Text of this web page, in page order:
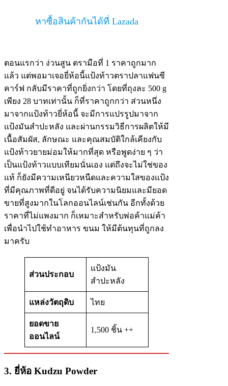
หาซื้อสินค้ากันได้ที่ Lazada
ตอนแรกว่า ง่วนสูน ตรามือที่ 1 ราคาถูกมาก
แล้ว แต่พอมาเจอยี่ห้อนี้แป้งท้าวตราปลาแฟนซี
คาร์ฟ กลับมีราคาที่ถูกยิ่งกว่า โดยที่ถุงละ 500 g
เพียง 28 บาทเท่านั้น ก็ที่ราคาถูกกว่า ส่วนหนึ่ง
มาจากแป้งท้าวยี่ห้อนี้ จะมีการแปรรูปมาจาก
แป้งมันสำปะหลัง และผ่านกรรมวิธีการผลิตให้มี
เนื้อสัมผัส, ลักษณะ และคุณสมบัติใกล้เคียงกับ
แป้งท้าวยายม่อมให้มากที่สุด หรือพูดง่าย ๆ ว่า
เป็นแป้งท้าวแบบเทียมนั่นเอง แต่ถึงจะไม่ใช่ของ
แท้ ก็ยังมีความเหนียวหนืดและความใสของแป้ง
ที่มีคุณภาพที่ดีอยู่ จนได้รับความนิยมและมียอด
ขายที่สูงมากในโลกออนไลน์เช่นกัน อีกทั้งด้วย
ราคาที่ไม่แพงมาก ก็เหมาะสำหรับพ่อค้าแม่ค้า
เพื่อนำไปใช้ทำอาหาร ขนม ให้มีต้นทุนที่ถูกลง
มาครับ
ส่วนประกอบ
แป้งมัน
สำปะหลัง
แหล่งวัตถุดิบ ไทย
ยอดขาย
ออนไลน์
1,500 ชิ้น ++
3. ยี่ห้อ Kudzu Powder